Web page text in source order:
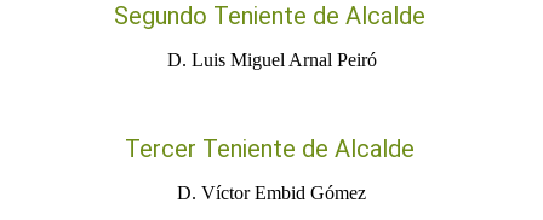
Segundo Teniente de Alcalde
D. Luis Miguel Arnal Peiró
Tercer Teniente de Alcalde
D. Víctor Embid Gómez